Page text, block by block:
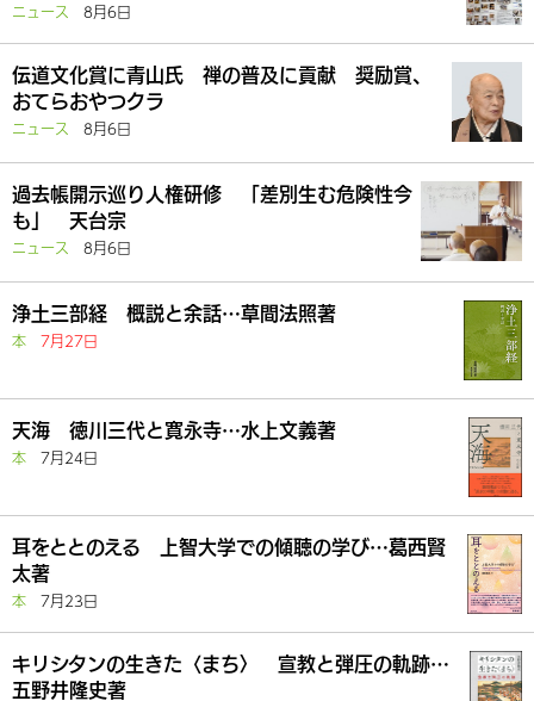
ニュース 8月6日
伝道文化賞に青山氏 禅の普及に貢献 奨励賞、
おてらおやつクラ
ニュース 8月6日
過去帳開示巡り人権研修 「差別生む危険性今
も」 天台宗
ニュース 8月6日
浄土三部経 概説と余話…草間法照著
本 7月27日
天海 徳川三代と寛永寺…水上文義著
本 7月24日
耳をととのえる 上智大学での傾聴の学び…葛西賢
太著
本 7月23日
キリシタンの生きた〈まち〉 宣教と弾圧の軌跡…
五野井隆史著